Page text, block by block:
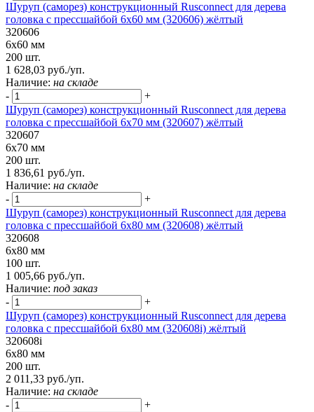
Шуруп (саморез) конструкционный Rusconnect для дерева
головка с прессшайбой 6х60 мм (320606) жёлтый
320606
6х60 мм
200 шт.
1 628,03 руб./уп.
Наличие: на складе
-
+
Шуруп (саморез) конструкционный Rusconnect для дерева
головка с прессшайбой 6х70 мм (320607) жёлтый
320607
6х70 мм
200 шт.
1 836,61 руб./уп.
Наличие: на складе
-
+
Шуруп (саморез) конструкционный Rusconnect для дерева
головка с прессшайбой 6х80 мм (320608) жёлтый
320608
6х80 мм
100 шт.
1 005,66 руб./уп.
Наличие: под заказ
-
+
Шуруп (саморез) конструкционный Rusconnect для дерева
головка с прессшайбой 6х80 мм (320608i) жёлтый
320608i
6х80 мм
200 шт.
2 011,33 руб./уп.
Наличие: на складе
-
+